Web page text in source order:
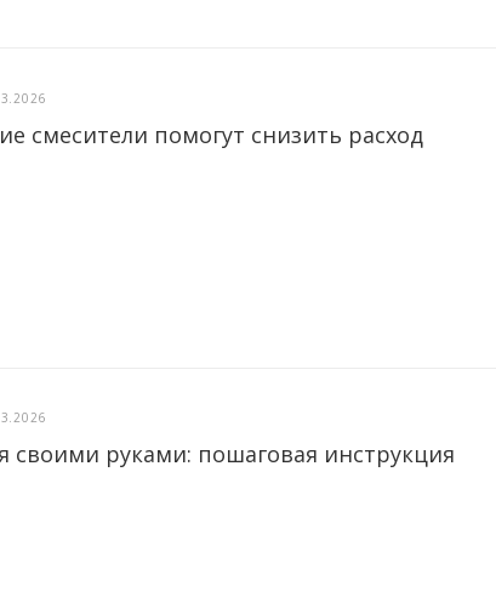
смесители помогут снизить расход
своими руками: пошаговая инструкция